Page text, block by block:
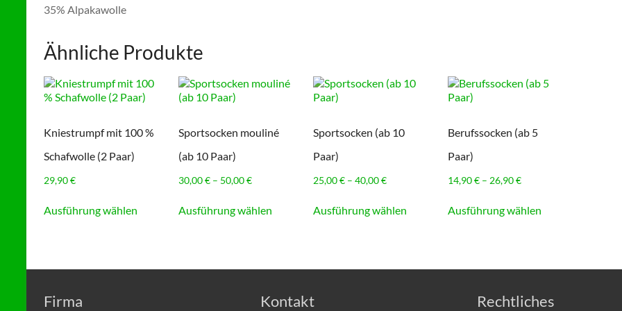
35% Alpakawolle
Ähnliche Produkte
Kniestrumpf mit 100 %
Schafwolle (2 Paar)
29,90€
Ausführung wählen
auf.
Sportsocken mouliné
(ab 10 Paar)
30,00€ – 50,00€Preisspanne:
bis
Ausführung wählenProdukt
auf.
Optionen
Sportsocken (ab 10
Paar)
25,00€ – 40,00€Preisspanne:
bis
Ausführung wählenProdukt
auf.
Berufssocken (ab 5
Paar)
14,90€ – 26,90€Preisspanne:
bis
Ausführung wählenProdukt
auf.
Firma Kontakt Rechtliches